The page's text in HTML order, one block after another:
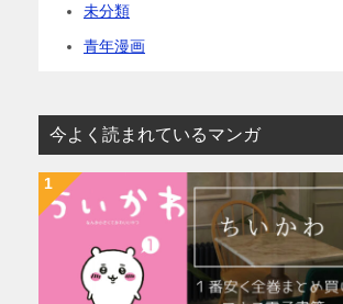
未分類
青年漫画
今よく読まれているマンガ